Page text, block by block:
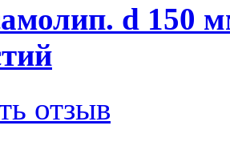
d 150
отзыв